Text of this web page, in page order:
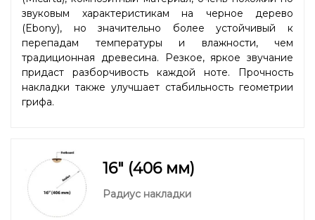
звуковым характеристикам на черное дерево
(Ebony), но значительно более устойчивый к
перепадам температуры и влажности, чем
традиционная древесина. Резкое, яркое звучание
придаст разборчивость каждой ноте. Прочность
накладки также улучшает стабильность геометрии
грифа.
16" (406 мм)
Радиус накладки